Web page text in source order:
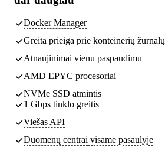
Docker Manager
Greita prieiga prie konteinerių žurnalų
Atnaujinimai vienu paspaudimu
AMD EPYC procesoriai
NVMe SSD atmintis
1 Gbps tinklo greitis
Viešas API
Duomenų centrai visame pasaulyje